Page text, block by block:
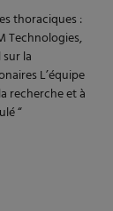
thoraciques :
Technologies,
la
L’équipe
recherche et à
“